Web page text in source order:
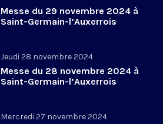
Messe du 29 novembre 2024 à
Saint-Germain-l’Auxerrois
Jeudi 28 novembre 2024
Messe du 28 novembre 2024 à
Saint-Germain-l’Auxerrois
Mercredi 27 novembre 2024